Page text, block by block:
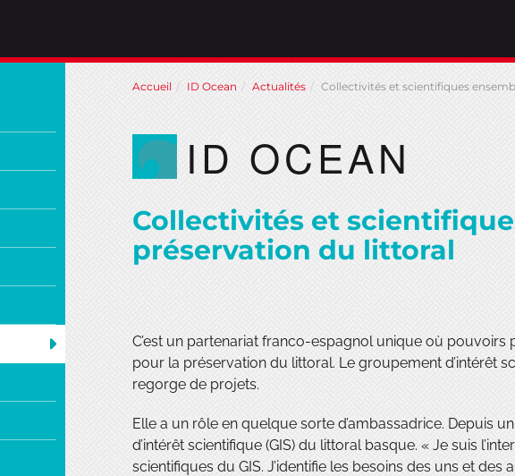
Accueil ID Ocean Actualités Collectivités et scientifiques
ID OCEAN
Collectivités et
préservation du littoral
C’est un partenariat franco-espagnol unique où
pour la préservation du littoral. Le groupement d’intérêt
regorge de projets.
Elle a un rôle en quelque sorte d’ambassadrice. Depuis
d’intérêt scientifique (GIS) du littoral basque. « Je suis
scientifiques du GIS. J’identifie les besoins des uns et